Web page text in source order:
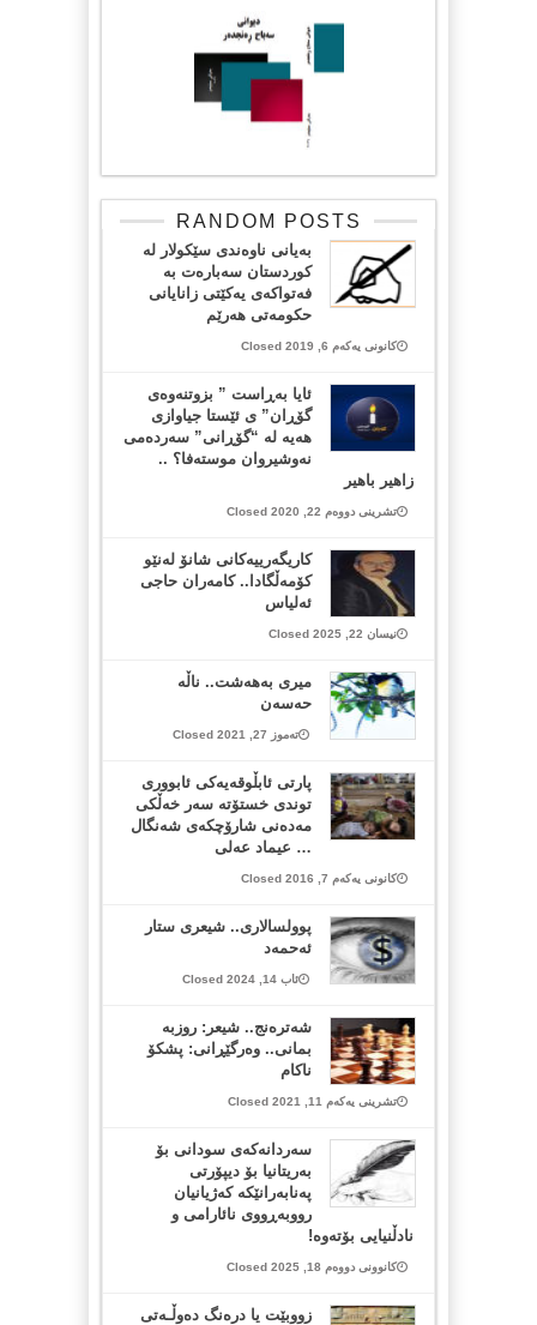
RANDOM POSTS
بەیانی ناوەندی سێکولار لە
کوردستان سەبارەت بە
فەتواکەی یەکێتی زانایانی
حکومەتی هەرێم
کانونی یەکەم 6, 2019 Closed
ئایا بەڕاست ” بزوتنەوەی
گۆڕان” ی ئێستا جیاوازی
هەیە لە “گۆڕانی” سەردەمی
نەوشیروان موستەفا؟ ..
زاهیر باهیر
تشرینی دووەم 22, 2020 Closed
كاریگەرییەكانی شانۆ لەنێو
كۆمەڵگادا.. كامەران حاجی
ئەلیاس
نیسان 22, 2025 Closed
میری بەهەشت.. ناڵە
حەسەن
تەموز 27, 2021 Closed
پارتی ئابڵوقه‌یه‌كی ئابووری
توندی خستۆته‌ سه‌ر خه‌ڵكی
مه‌ده‌نی شارۆچكه‌ی شه‌نگال
… عیماد عه‌لی
کانونی یەکەم 7, 2016 Closed
پوولسالاری.. شیعری ستار
ئه‌حمه‌د
ئاب 14, 2024 Closed
شەترەنج.. شيعر: روزبە
بمانی.. وەرگێڕانی: پشکۆ
ناکام
تشرینی یەکەم 11, 2021 Closed
سەردانەکەی سودانی بۆ
بەریتانیا بۆ دیپۆرتی
پەنابەرانێکە کەژیانیان
رووبەڕووی نائارامی و
نادڵنیایی بۆتەوە!
کانوونی دووەم 18, 2025 Closed
زووبێت یا درەنگ دەوڵـەتی